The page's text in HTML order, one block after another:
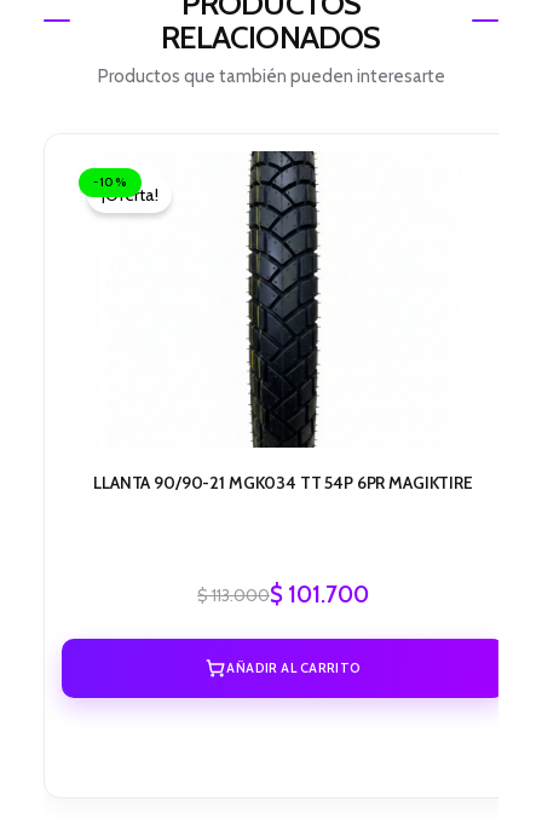
RELACIONADOS
Productos que también pueden interesarte
-10%
¡Oferta!
LLANTA 90/90-21 MGK034 TT 54P 6PR MAGIKTIRE
$113.000
El
precio
original
era:
$ 113.000.
$ 101.700
El
precio
actual
es:
$ 101.700.
AÑADIR AL CARRITO